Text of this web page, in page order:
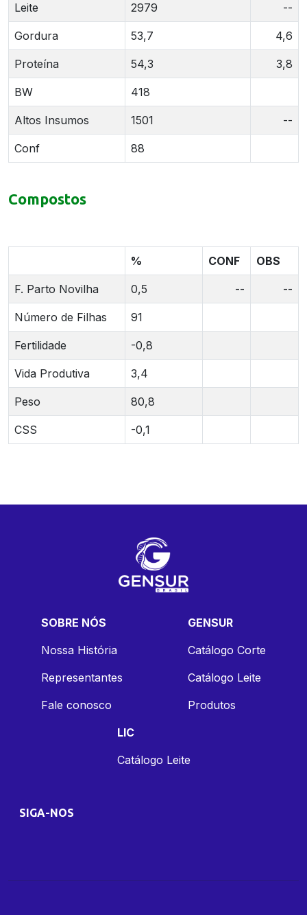
Leite 2979 --
Gordura 53,7 4,6
Proteína 54,3 3,8
BW 418
Altos Insumos 1501 --
Conf 88
Compostos
% CONF OBS
F. Parto Novilha 0,5 -- --
Número de Filhas 91
Fertilidade -0,8
Vida Produtiva 3,4
Peso 80,8
CSS -0,1
SOBRE NÓS
Nossa História
Representantes
Fale conosco
GENSUR
Catálogo Corte
Catálogo Leite
Produtos
LIC
Catálogo Leite
SIGA-NOS